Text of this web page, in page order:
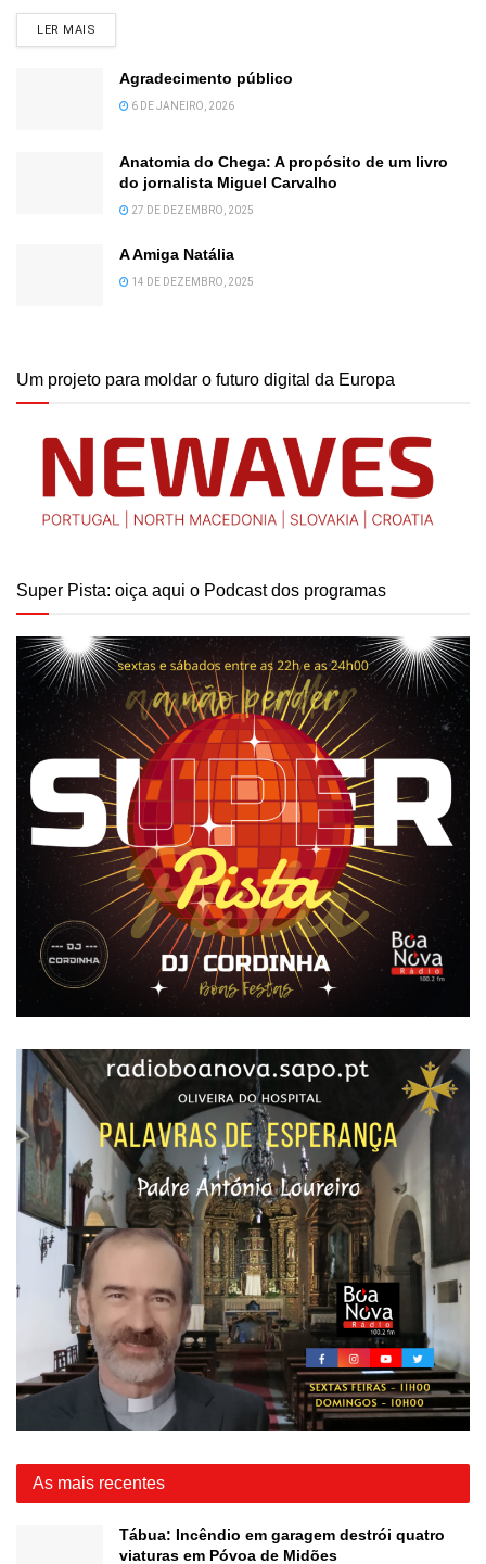
LER MAIS
Agradecimento público
6 DE JANEIRO, 2026
Anatomia do Chega: A propósito de um livro
do jornalista Miguel Carvalho
27 DE DEZEMBRO, 2025
A Amiga Natália
14 DE DEZEMBRO, 2025
Um projeto para moldar o futuro digital da Europa
Super Pista: oiça aqui o Podcast dos programas
As mais recentes
Tábua: Incêndio em garagem destrói quatro
viaturas em Póvoa de Midões